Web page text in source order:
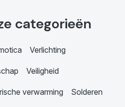
categorieën
Verlichting
Veiligheid
verwarming Solderen